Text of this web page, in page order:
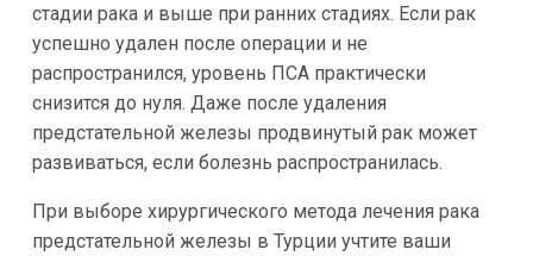
стадии рака и выше при ранних стадиях. Если рак
успешно удален после операции и не
распространился, уровень ПСА практически
снизится до нуля. Даже после удаления
предстательной железы продвинутый рак может
развиваться, если болезнь распространилась.
При выборе хирургического метода лечения рака
предстательной железы в Турции учтите ваши